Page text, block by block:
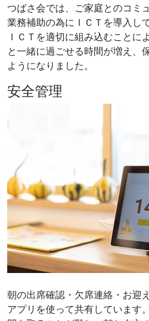
つばさ会では、ご家庭とのコミ
業務補助の為にＩＣＴを導入し
ＩＣＴを適切に組み込むことに
と一緒に過ごせる時間が増え、
ようになりました。
安全管理
朝の出席確認・欠席連絡・お迎
アプリを使って共有しています